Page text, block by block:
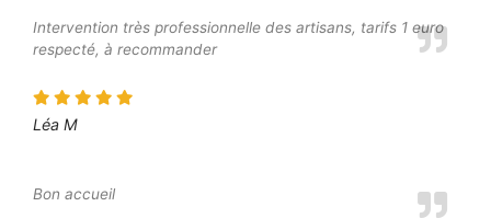
Intervention très professionnelle des artisans, tarifs 1 euro
respecté, à recommander
Léa M
Bon accueil